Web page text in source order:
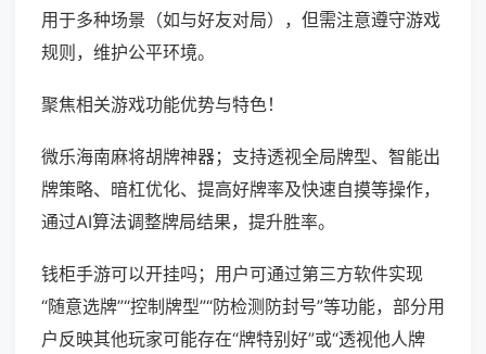
用于多种场景（如与好友对局），但需注意遵守游戏
规则，维护公平环境。
聚焦相关游戏功能优势与特色！
微乐海南麻将胡牌神器；支持透视全局牌型、智能出
牌策略、暗杠优化、提高好牌率及快速自摸等操作，
通过AI算法调整牌局结果，提升胜率。
钱柜手游可以开挂吗；用户可通过第三方软件实现
“随意选牌”“控制牌型”“防检测防封号”等功能，部分用
户反映其他玩家可能存在“牌特别好”或“透视他人牌